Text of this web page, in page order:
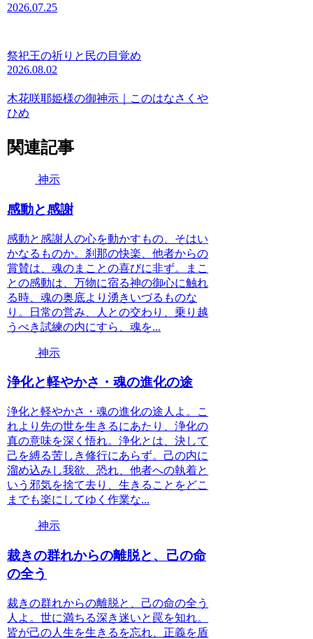
2026.07.25
祭祀王の祈りと民の目覚め
2026.08.02
木花咲耶姫様の御神示｜このはなさくや
ひめ
関連記事
神示
感動と感謝
感動と感謝人の心を動かすもの、そはい
かなるものか。刹那の快楽、他者からの
賞賛は、魂のまことの喜びに非ず。まこ
との感動は、万物に宿る神の御心に触れ
る時、魂の奥底より湧きいづるものな
り。日常の営み、人との交わり、乗り越
うべき試練の内にすら、魂を...
神示
浄化と軽やかさ・魂の進化の途
浄化と軽やかさ・魂の進化の途人よ。こ
れより先の世を生きるにあたり、浄化の
真の意味を深く悟れ。浄化とは、決して
己を縛る苦しき修行にあらず。己の内に
溜め込みし我欲、恐れ、他者への執着と
いう邪気を捨て去り、生きることをどこ
までも楽にしてゆく作業な...
神示
裁きの群れからの離脱と、己の命
の全う
裁きの群れからの離脱と、己の命の全う
人よ。世に満ちる深き迷いと罠を知れ。
皆が己の人生を生きるを忘れ、正義を盾